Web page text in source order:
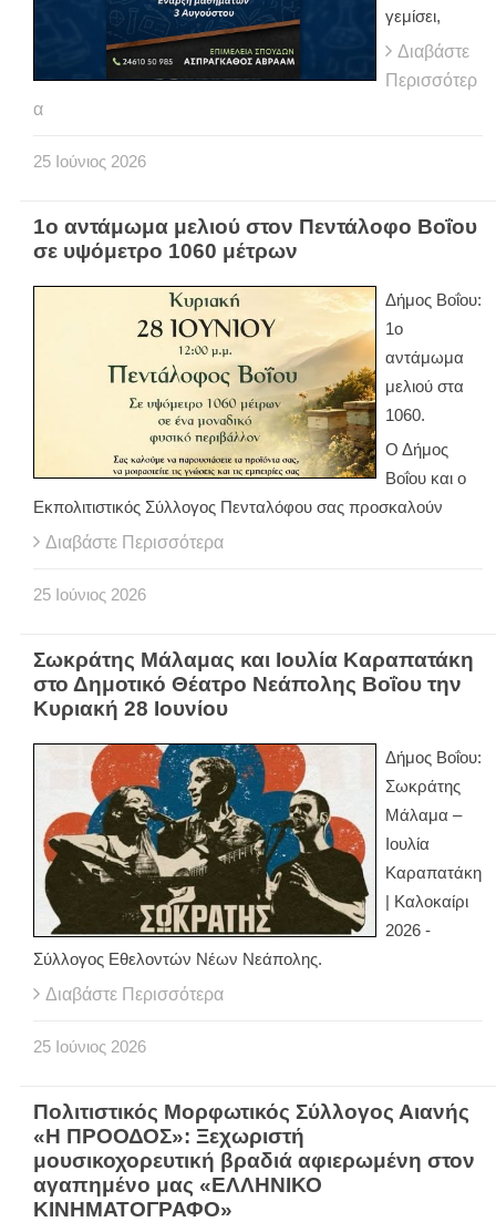
γεμίσει,
Διαβάστε
Περισσότερ
α
25 Ιούνιος 2026
1ο αντάμωμα μελιού στον Πεντάλοφο Βοΐου
σε υψόμετρο 1060 μέτρων
Δήμος Βοΐου:
1ο
αντάμωμα
μελιού στα
1060.
Ο Δήμος
Βοΐου και ο
Εκπολιτιστικός Σύλλογος Πενταλόφου σας προσκαλούν
Διαβάστε Περισσότερα
25 Ιούνιος 2026
Σωκράτης Mάλαμας και Iουλία Καραπατάκη
στο Δημοτικό Θέατρο Νεάπολης Βοΐου την
Κυριακή 28 Ιουνίου
Δήμος Βοΐου:
Σωκράτης
Mάλαμα –
Iουλία
Καραπατάκη
| Καλοκαίρι
2026 -
Σύλλογος Εθελοντών Νέων Νεάπολης.
Διαβάστε Περισσότερα
25 Ιούνιος 2026
Πολιτιστικός Μορφωτικός Σύλλογος Αιανής
«Η ΠΡΟΟΔΟΣ»: Ξεχωριστή
μουσικοχορευτική βραδιά αφιερωμένη στον
αγαπημένο μας «ΕΛΛΗΝΙΚΟ
ΚΙΝΗΜΑΤΟΓΡΑΦΟ»